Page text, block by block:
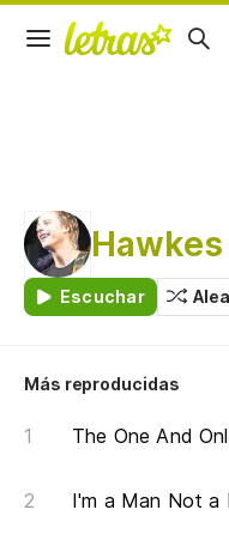
Escuchar
Más reproducidas
The One And
I'm a Man Not a